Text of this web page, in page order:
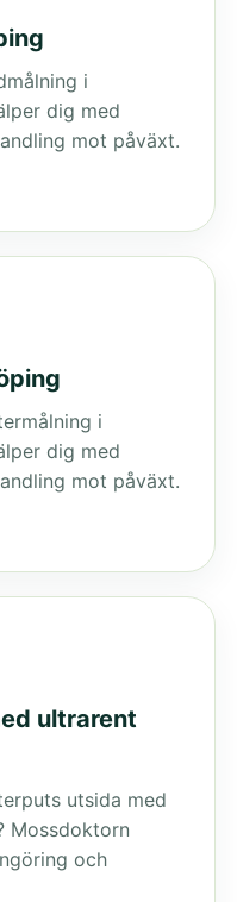
i
dig med
mot påväxt.
i
dig med
mot påväxt.
ultrarent
utsida med
Mossdoktorn
och